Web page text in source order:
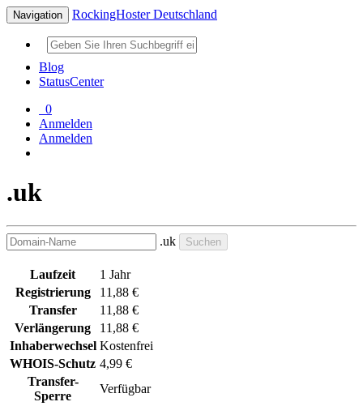
Navigation RockingHoster Deutschland
Blog
StatusCenter
0
Anmelden
Anmelden
.uk
.uk Suchen
Laufzeit
1 Jahr
Registrierung
11,88 €
Transfer
11,88 €
Verlängerung
11,88 €
Inhaberwechsel Kostenfrei
WHOIS-Schutz 4,99 €
Transfer-
Sperre
Verfügbar